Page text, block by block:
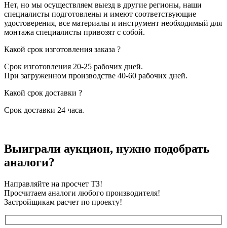
Нет, но мы осуществляем выезд в другие регионы, наши
специалисты подготовлены и имеют соответствующие
удостоверения, все материалы и инструмент необходимый для
монтажа специалисты привозят с собой.
Какой срок изготовления заказа ?
Срок изготовления 20-25 рабочих дней.
При загруженном производстве 40-60 рабочих дней.
Какой срок доставки ?
Срок доставки 24 часа.
Выиграли аукцион, нужно подобрать
аналоги?
Направляйте на просчет ТЗ!
Просчитаем аналоги любого производителя!
Застройщикам расчет по проекту!